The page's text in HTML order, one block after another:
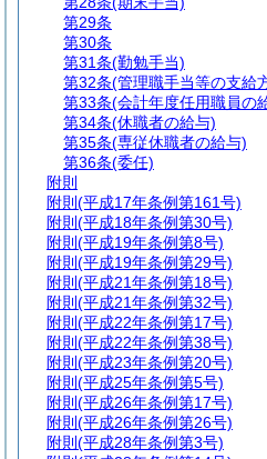
第29条
第30条
第31条(勤勉手当)
第32条(管理職手当等の支給
第33条(会計年度任用職員の
第34条(休職者の給与)
第35条(専従休職者の給与)
第36条(委任)
附則
附則 (平成17年条例第161号)
附則 (平成18年条例第30号)
附則 (平成19年条例第8号)
附則 (平成19年条例第29号)
附則 (平成21年条例第18号)
附則 (平成21年条例第32号)
附則 (平成22年条例第17号)
附則 (平成22年条例第38号)
附則 (平成23年条例第20号)
附則 (平成25年条例第5号)
附則 (平成26年条例第17号)
附則 (平成26年条例第26号)
附則 (平成28年条例第3号)